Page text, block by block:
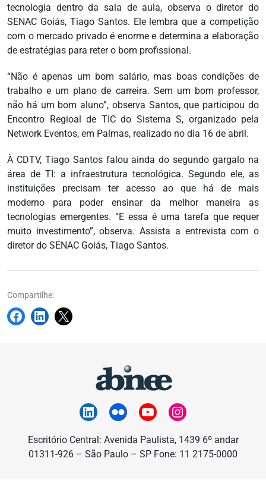
tecnologia dentro da sala de aula, observa o diretor do
SENAC Goiás, Tiago Santos. Ele lembra que a competição
com o mercado privado é enorme e determina a elaboração
de estratégias para reter o bom profissional.
“Não é apenas um bom salário, mas boas condições de
trabalho e um plano de carreira. Sem um bom professor,
não há um bom aluno”, observa Santos, que participou do
Encontro Regioal de TIC do Sistema S, organizado pela
Network Eventos, em Palmas, realizado no dia 16 de abril.
À CDTV, Tiago Santos falou ainda do segundo gargalo na
área de TI: a infraestrutura tecnológica. Segundo ele, as
instituições precisam ter acesso ao que há de mais
moderno para poder ensinar da melhor maneira as
tecnologias emergentes. “E essa é uma tarefa que requer
muito investimento”, observa. Assista a entrevista com o
diretor do SENAC Goiás, Tiago Santos.
Compartilhe:
Escritório Central: Avenida Paulista, 1439 6º andar
01311-926 – São Paulo – SP Fone: 11 2175-0000